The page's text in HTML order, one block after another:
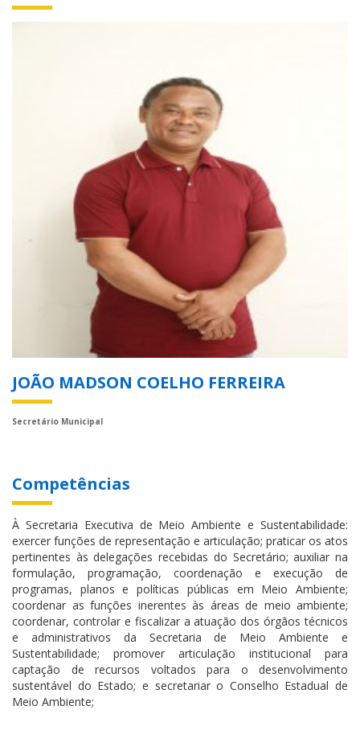
JOÃO MADSON COELHO FERREIRA
Secretário Municipal
Competências
À Secretaria Executiva de Meio Ambiente e Sustentabilidade:
exercer funções de representação e articulação; praticar os atos
pertinentes às delegações recebidas do Secretário; auxiliar na
formulação, programação, coordenação e execução de
programas, planos e políticas públicas em Meio Ambiente;
coordenar as funções inerentes às áreas de meio ambiente;
coordenar, controlar e fiscalizar a atuação dos órgãos técnicos
e administrativos da Secretaria de Meio Ambiente e
Sustentabilidade; promover articulação institucional para
captação de recursos voltados para o desenvolvimento
sustentável do Estado; e secretariar o Conselho Estadual de
Meio Ambiente;